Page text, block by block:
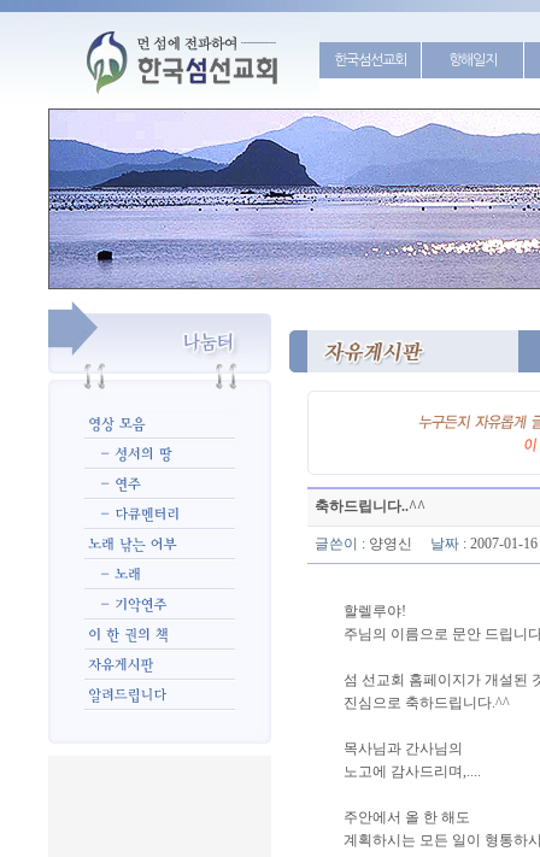
한국섬선교회 항해일지
축하드립니다..^^
글쓴이 : 양영신 날짜 : 2007-01-
할렐루야!
주님의 이름으로 문안 드립니
섬 선교회 홈페이지가 개설된
진심으로 축하드립니다.^^
목사님과 간사님의
노고에 감사드리며,....
주안에서 올 한 해도
계획하시는 모든 일이 형통하